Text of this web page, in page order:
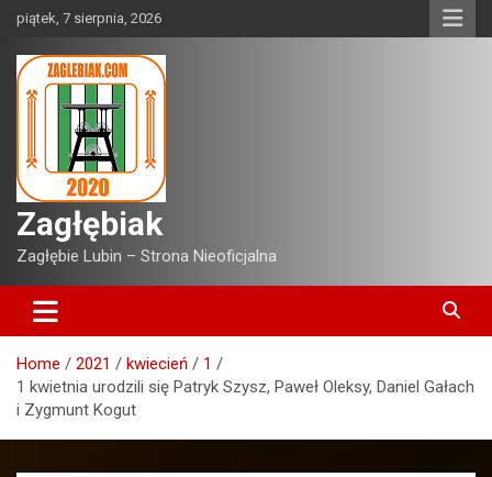
Skip
content
piątek, 7 sierpnia, 2026
Zagłębiak
Zagłębie Lubin – Strona Nieoficjalna
Home 2021 kwiecień
1
1 kwietnia urodzili się Patryk Szysz, Paweł Oleksy, Daniel Gałach
i Zygmunt Kogut